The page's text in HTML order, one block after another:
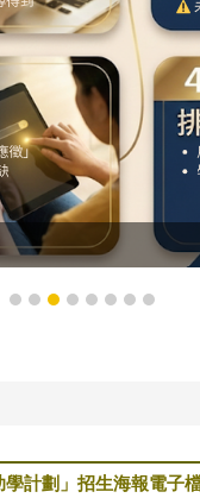
計劃」招生海報電子